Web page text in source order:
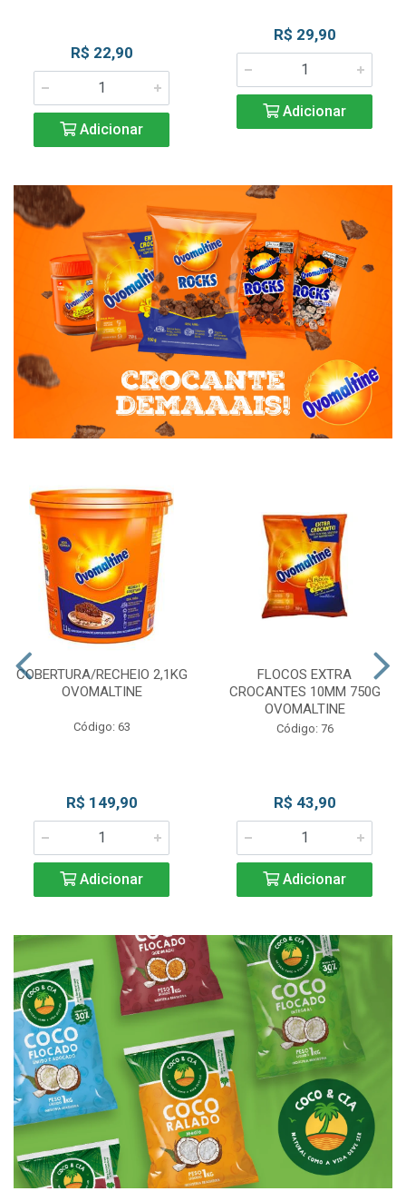
R$ 22,90
Adicionar
R$ 29,90
Adicionar
COBERTURA/RECHEIO 2,1KG
OVOMALTINE
Código: 63
R$ 149,90
Adicionar
FLOCOS EXTRA
CROCANTES 10MM 750G
OVOMALTINE
Código: 76
R$ 43,90
Adicionar